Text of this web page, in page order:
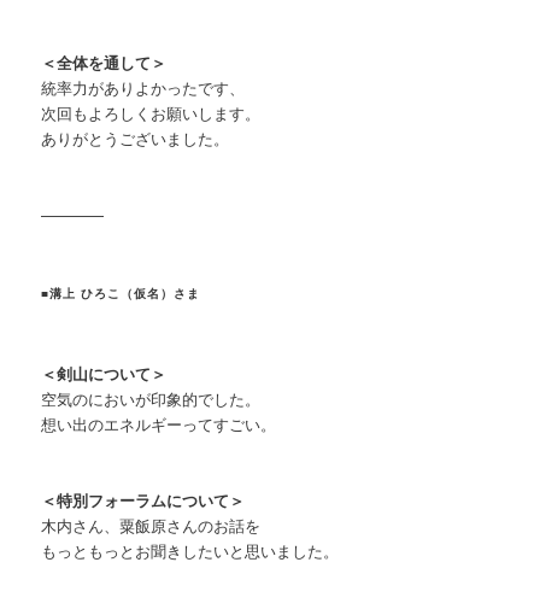
＜全体を通して＞
統率力がありよかったです、
次回もよろしくお願いします。
ありがとうございました。
————
■溝上 ひろこ（仮名）さま
＜剣山について＞
空気のにおいが印象的でした。
想い出のエネルギーってすごい。
＜特別フォーラムについて＞
木内さん、粟飯原さんのお話を
もっともっとお聞きしたいと思いました。